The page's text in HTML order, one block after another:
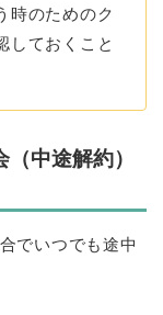
時のためのク
しておくこと
中途解約）
でいつでも途中